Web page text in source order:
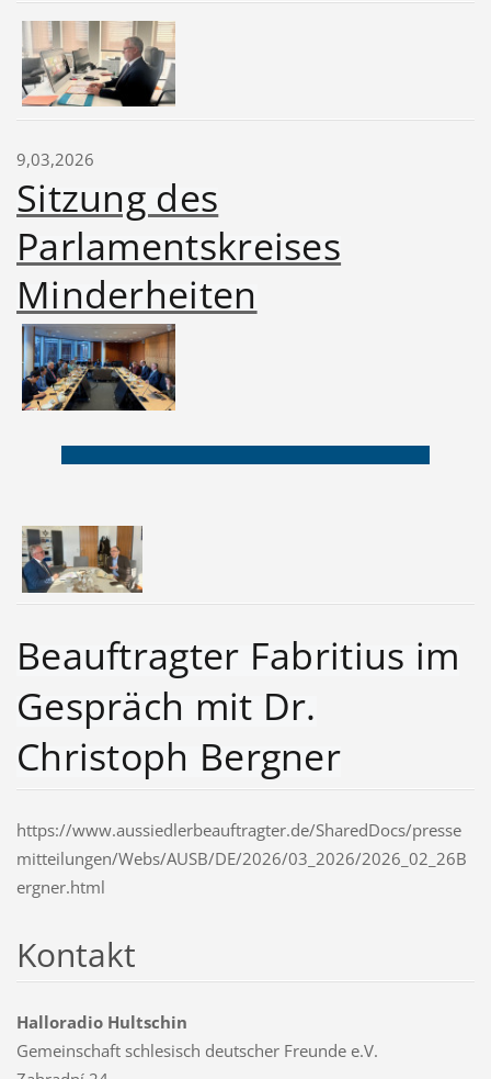
9,03,2026
Sitzung des
Parlamentskreises
Minderheiten
Beauftragter Fabritius im
Gespräch mit Dr.
Christoph Bergner
https://www.aussiedlerbeauftragter.de/SharedDocs/presse
mitteilungen/Webs/AUSB/DE/2026/03_2026/2026_02_26B
ergner.html
Kontakt
Halloradio Hultschin
Gemeinschaft schlesisch deutscher Freunde e.V.